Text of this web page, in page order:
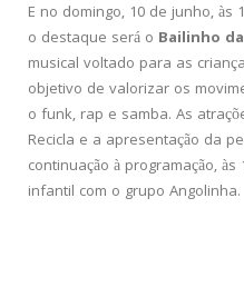
E no domingo, 10 de junho, às
o destaque será o Bailinho
musical voltado para as
objetivo de valorizar os
o funk, rap e samba. As
Recicla e a apresentação da
continuação à programação,
infantil com o grupo Angolinha.